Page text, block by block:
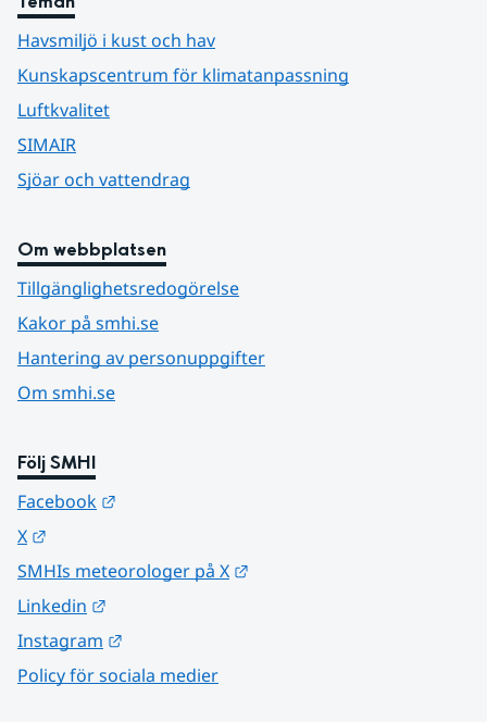
Havsmiljö i kust och hav
Kunskapscentrum för klimatanpassning
Luftkvalitet
SIMAIR
Sjöar och vattendrag
Om webbplatsen
Tillgänglighetsredogörelse
Kakor på smhi.se
Hantering av personuppgifter
Om smhi.se
Följ SMHI
Facebook
X
SMHIs meteorologer på X
Linkedin
Instagram
Policy för sociala medier